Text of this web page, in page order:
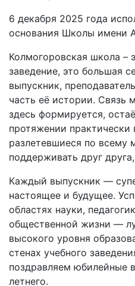
6 декабря 2025 года
основания Школы имени
Колмогоровская школа –
заведение, это большая
выпускник,
часть её истории. Связь
здесь формируется,
протяжении
разлетевшиеся по всему
поддерживать друг
Каждый выпускник —
настоящее и будущее.
областях науки,
общественной жизни —
высокого уровня
стенах учебного
поздравляем юбилейные
летнего.